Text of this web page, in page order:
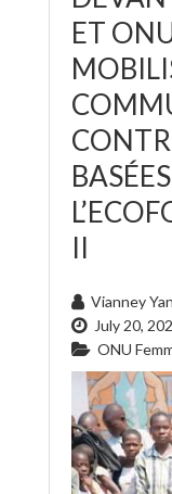
ET
II
Vianney
July 20,
ONU